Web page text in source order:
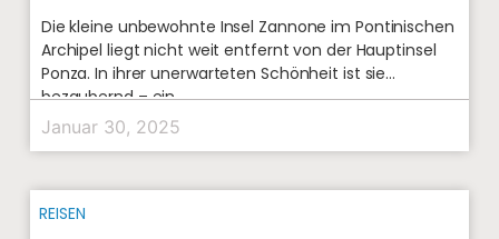
Die kleine unbewohnte Insel Zannone im Pontinischen
Archipel liegt nicht weit entfernt von der Hauptinsel
Ponza. In ihrer unerwarteten Schönheit ist sie
bezaubernd – ein
Januar 30, 2025
REISEN